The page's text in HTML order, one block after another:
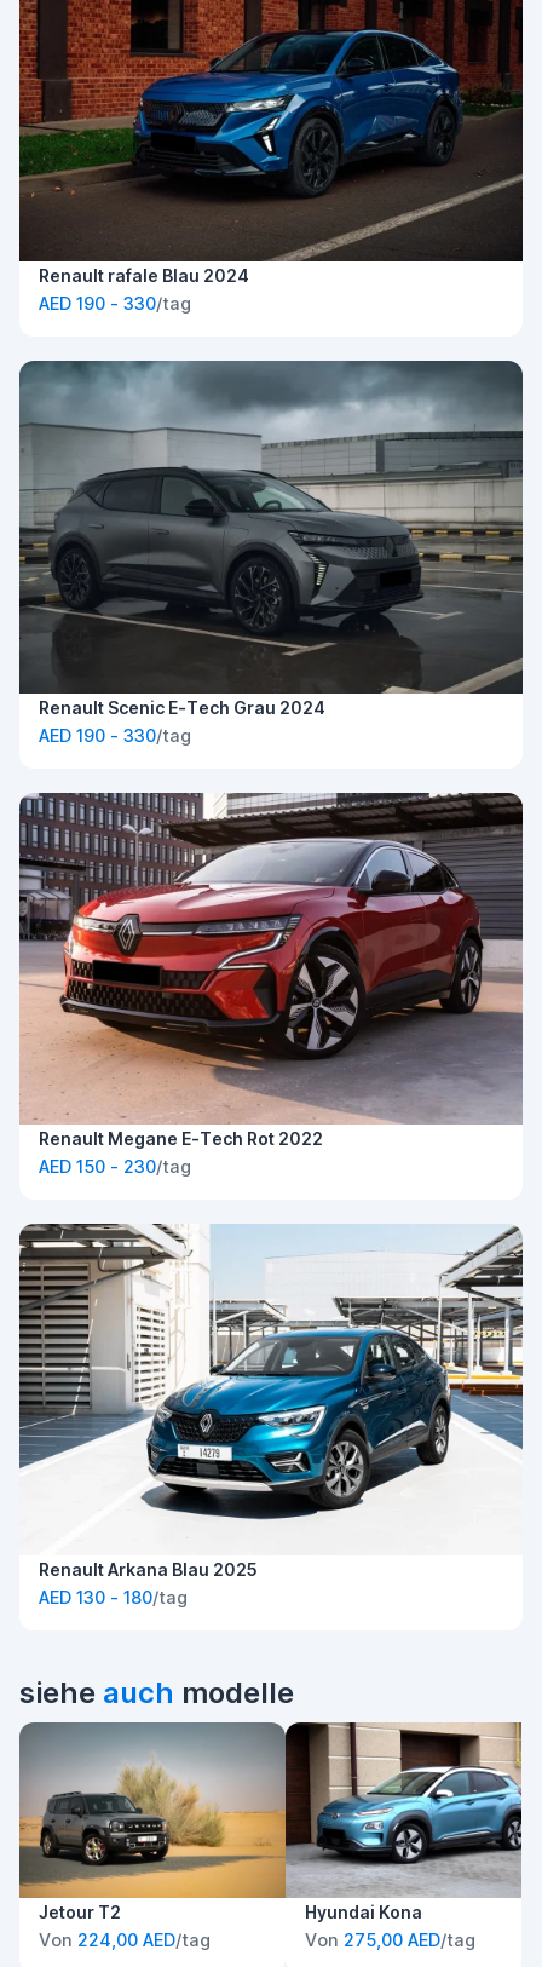
Renault rafale Blau 2024
AED 190 - 330/tag
Renault Scenic E-Tech Grau 2024
AED 190 - 330/tag
Renault Megane E-Tech Rot 2022
AED 150 - 230/tag
Renault Arkana Blau 2025
AED 130 - 180/tag
siehe auch modelle
Jetour T2
Von 224,00 AED/tag
Hyundai Kona
Von 275,00 AED/tag